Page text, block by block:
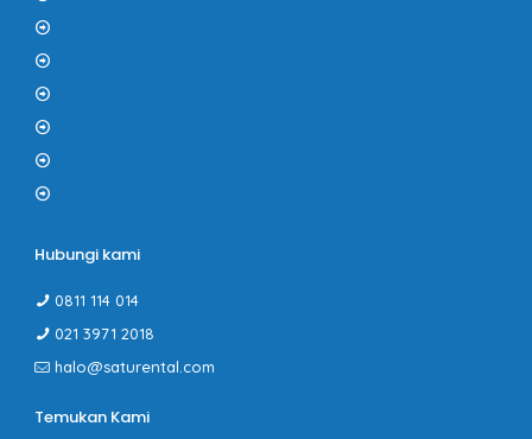
Hubungi kami
0811 114 014
021 3971 2018
halo@saturental.com
Temukan Kami